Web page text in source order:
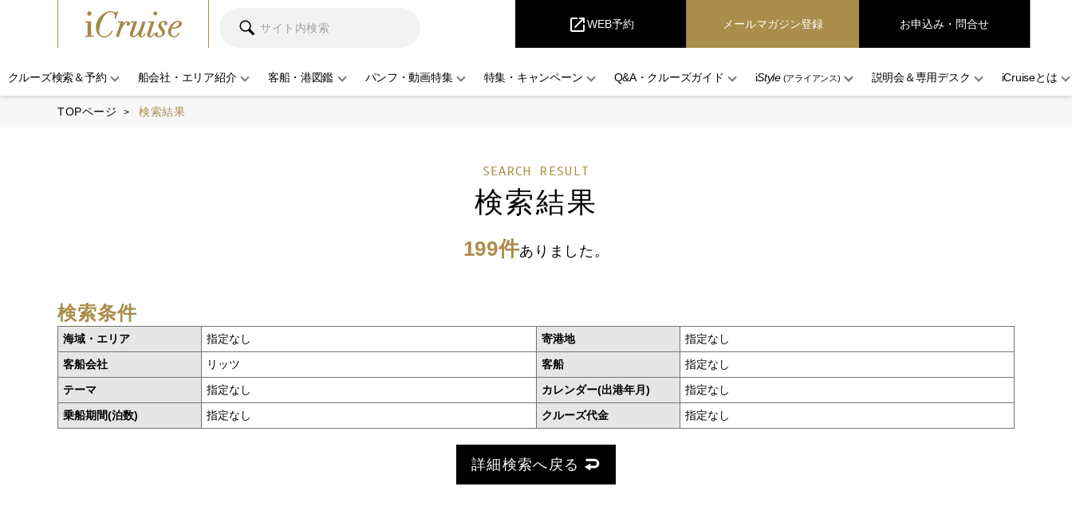
open_in_newWEB予約 メールマガジン登録 お申込み・問合せ
クルーズ検索＆予約 船会社・エリア紹介 客船・港図鑑 パンフ・動画特集 特集・キャンペーン Q&A・クルーズガイド iStyle(アライアンス) 説明会＆専用デスク iCruiseとは
TOPページ 検索結果
SEARCH RESULT
検索結果
199件ありました。
検索条件
海域・エリア 指定なし 寄港地
指定なし
客船会社
リッツ 客船
指定なし
テーマ
指定なし カレンダー(出港年月)
指定なし
乗船期間(泊数)
指定なし クルーズ代金 指定なし
詳細検索へ戻る